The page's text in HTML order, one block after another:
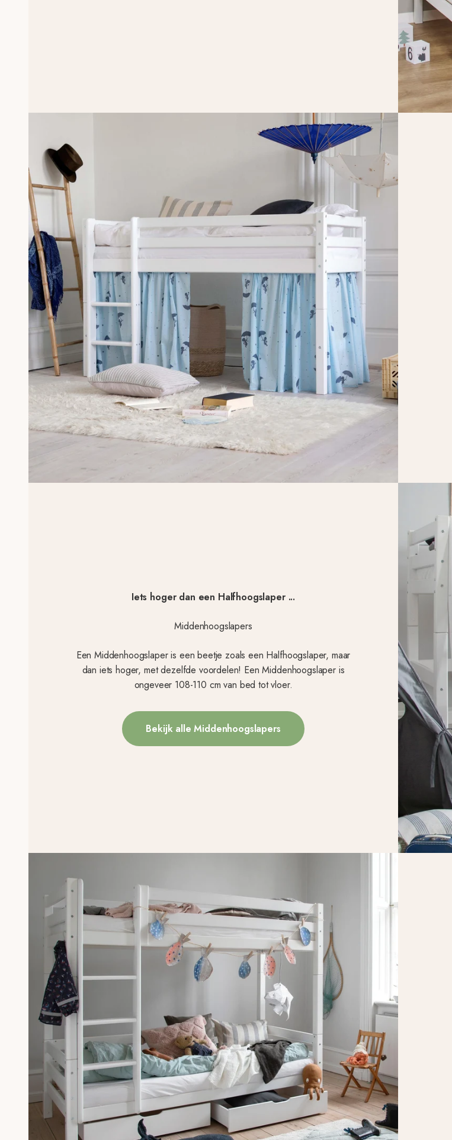
Iets hoger dan een Halfhoogslaper ...
Middenhoogslapers
Een Middenhoogslaper is een beetje zoals een Halfhoogslaper, maar
dan iets hoger, met dezelfde voordelen! Een Middenhoogslaper is
ongeveer 108-110 cm van bed tot vloer.
Bekijk alle Middenhoogslapers